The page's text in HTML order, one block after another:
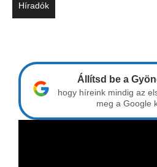
Híradók
Állítsd be a
hogy híreink mindig az
meg a Google